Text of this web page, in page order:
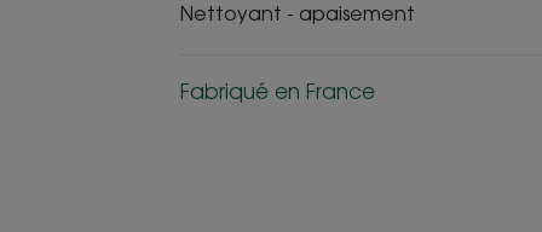
Nettoyant - apaisement
Fabriqué en France